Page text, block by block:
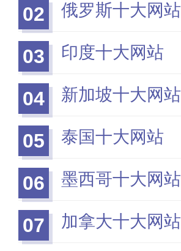
02 俄罗斯十大网站
03 印度十大网站
04 新加坡十大网站
05 泰国十大网站
06 墨西哥十大网站
07 加拿大十大网站